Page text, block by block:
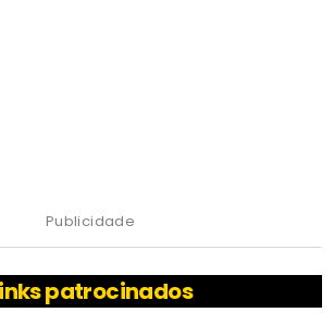
Publicidade
patrocinados